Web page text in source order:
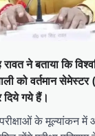
रावत ने बताया कि
को वर्तमान
दिये गये हैं।
के मूल्यांकन में